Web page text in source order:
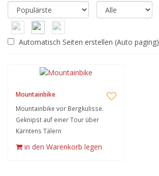
Automatisch Seiten erstellen (Auto paging)
Mountainbike
Mountainbike vor Bergkulisse.
Geknipst auf einer Tour über
Kärntens Tälern
in den Warenkorb legen